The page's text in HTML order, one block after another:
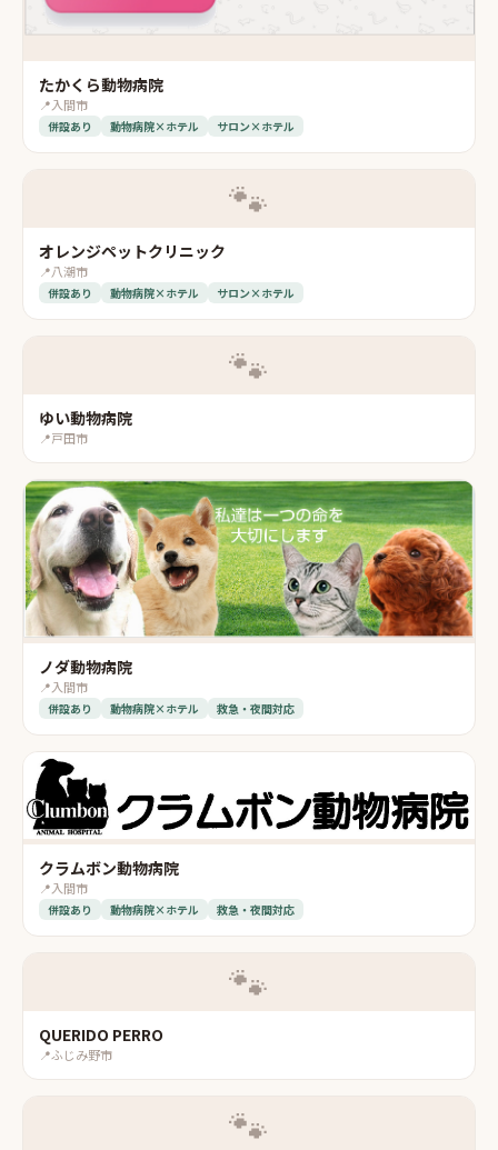
たかくら動物病院
📍入間市
併設あり 動物病院×ホテル サロン×ホテル
🐾
オレンジペットクリニック
📍八潮市
併設あり 動物病院×ホテル サロン×ホテル
🐾
ゆい動物病院
📍戸田市
ノダ動物病院
📍入間市
併設あり 動物病院×ホテル 救急・夜間対応
クラムボン動物病院
📍入間市
併設あり 動物病院×ホテル 救急・夜間対応
🐾
QUERIDO PERRO
📍ふじみ野市
🐾